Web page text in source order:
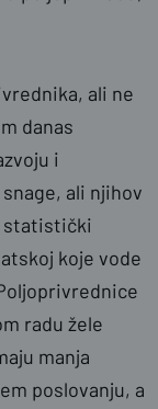
ali ne
danas
i
ali njihov
statistički
koje vode
radu žele
manja
poslovanju, a